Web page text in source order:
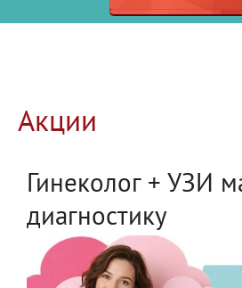
Акции
Гинеколог + УЗИ
диагностику